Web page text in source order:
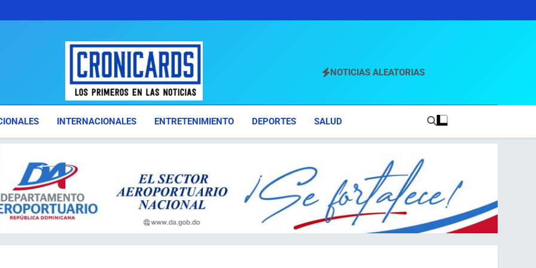
Cronicards
Los Primeros En Las Noticias
NOTICIAS ALEATORIAS
INTERNACIONALES ENTRETENIMIENTO DEPORTES SALUD